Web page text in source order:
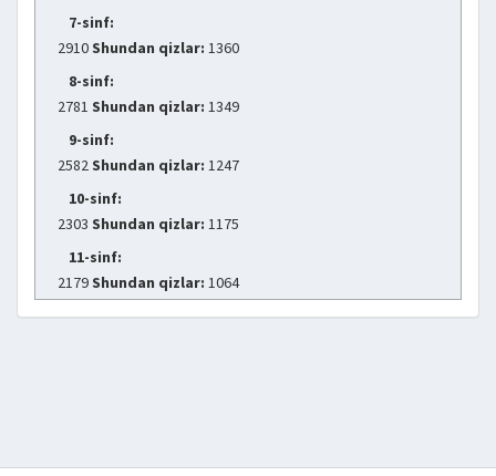
7-sinf:
2910Shundan qizlar: 1360
8-sinf:
2781 Shundan qizlar: 1349
9-sinf:
2582Shundan qizlar: 1247
10-sinf:
2303 Shundan qizlar: 1175
11-sinf:
2179Shundan qizlar: 1064